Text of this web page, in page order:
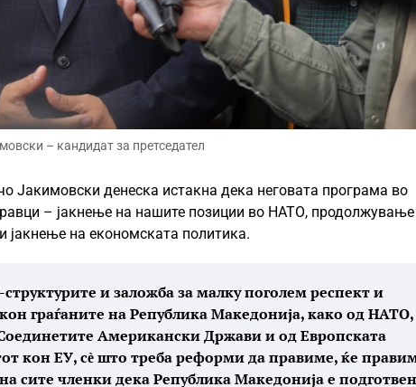
– кандидат за претседател
Јакимовски денеска истакна дека неговата програма во
– јакнење на нашите позиции во НАТО, продолжување
јакнење на економската политика.
и заложба за малку поголем респект и
граѓаните на Република Македонија, како од НАТО,
Американски Држави и од Европската
кон ЕУ, сѐ што треба реформи да правиме, ќе
сите членки дека Република Македонија е